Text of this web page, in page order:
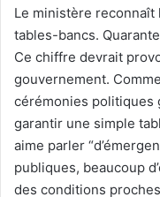
Le ministère
tables-bancs.
Ce chiffre devrait
gouvernement.
cérémonies politiques
garantir une simple
aime parler
publiques, beaucoup
des conditions